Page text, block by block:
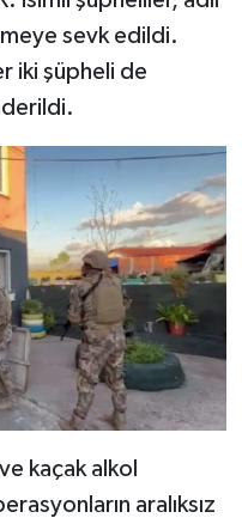
sevk edildi.
iki şüpheli de
kaçak alkol
aralıksız